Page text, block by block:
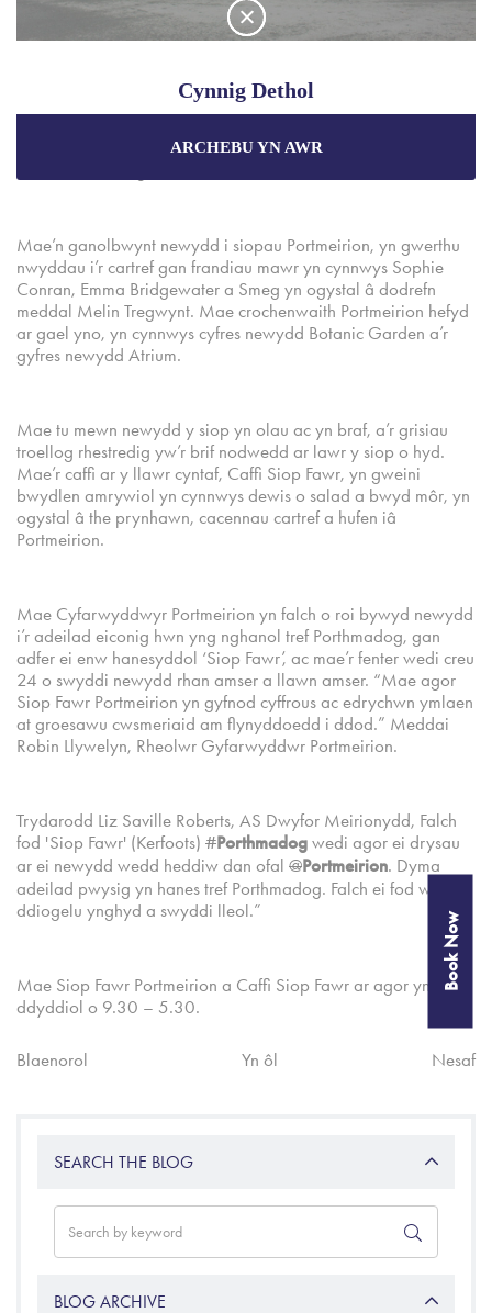
Ailagorodd y Siop Fawr hanesyddol ar 8 Ebrill 2019, dan ofal
Portmeirion. Mae ynddi dri llawr o nwyddau i’r cartref a chaffi.
yng Ngogledd Cymru, ac mae wedi bod wrth galon Stryd
Mae’n ganolbwynt newydd i siopau Portmeirion, yn gwerthu
nwyddau i’r cartref gan frandiau mawr yn cynnwys Sophie
Conran, Emma Bridgewater a Smeg yn ogystal â dodrefn
meddal Melin Tregwynt. Mae crochenwaith Portmeirion hefyd
ar gael yno, yn cynnwys cyfres newydd Botanic Garden a’r
gyfres newydd Atrium.
Mae tu mewn newydd y siop yn olau ac yn braf, a’r grisiau
troellog rhestredig yw’r brif nodwedd ar lawr y siop o hyd.
Mae’r caffi ar y llawr cyntaf, Caffi Siop Fawr, yn gweini
bwydlen amrywiol yn cynnwys dewis o salad a bwyd môr, yn
ogystal â the prynhawn, cacennau cartref a hufen iâ
Portmeirion.
Mae Cyfarwyddwyr Portmeirion yn falch o roi bywyd newydd
i’r adeilad eiconig hwn yng nghanol tref Porthmadog, gan
adfer ei enw hanesyddol ‘Siop Fawr’, ac mae’r fenter wedi creu
24 o swyddi newydd rhan amser a llawn amser. “Mae agor
Siop Fawr Portmeirion yn gyfnod cyffrous ac edrychwn ymlaen
at groesawu cwsmeriaid am flynyddoedd i ddod.” Meddai
Robin Llywelyn, Rheolwr Gyfarwyddwr Portmeirion.
Trydarodd Liz Saville Roberts, AS Dwyfor Meirionydd, Falch
fod 'Siop Fawr' (Kerfoots) #Porthmadog wedi agor ei drysau
ar ei newydd wedd heddiw dan ofal @Portmeirion. Dyma
adeilad pwysig yn hanes tref Porthmadog. Falch ei fod wedi ei
ddiogelu ynghyd a swyddi lleol.”
Mae Siop Fawr Portmeirion a Caffi Siop Fawr ar agor yn
ddyddiol o 9.30 – 5.30.
Blaenorol Nesaf
Yn ôl
SEARCH THE BLOG
BLOG ARCHIVE
Book Now
Cynnig Dethol
Manteisiwch ar y prisiau gorau a chynigion arbennig
wrth archebu trwy'r wefan swyddogol.
Gwarantir y Pris Gorau
Cynigion Arbennig
Pecynnau Unigryw
ARCHEBU YN AWR